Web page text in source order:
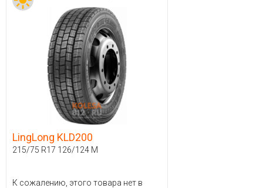
LingLong KLD200
215/75 R17 126/124 M
К сожалению, этого товара нет в